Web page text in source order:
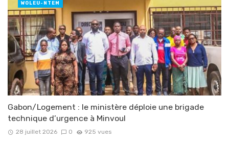
Gabon/Logement : le ministère déploie une brigade
technique d’urgence à Minvoul
28 juillet 2026 0 925 vues
WOLEU-NTEM